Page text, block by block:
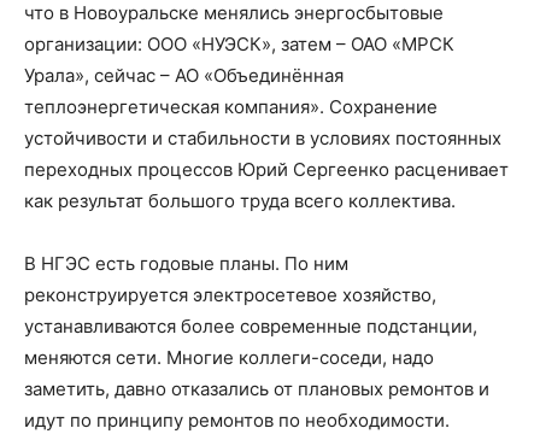
что в Новоуральске менялись энергосбытовые
организации: ООО «НУЭСК», затем – ОАО «МРСК
Урала», сейчас – АО «Объединённая
теплоэнергетическая компания». Сохранение
устойчивости и стабильности в условиях постоянных
переходных процессов Юрий Сергеенко расценивает
как результат большого труда всего коллектива.
В НГЭС есть годовые планы. По ним
реконструируется электросетевое хозяйство,
устанавливаются более современные подстанции,
меняются сети. Многие коллеги-соседи, надо
заметить, давно отказались от плановых ремонтов и
идут по принципу ремонтов по необходимости.